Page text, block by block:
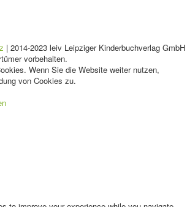
| 2014-2023 leiv Leipziger Kinderbuchverlag GmbH
vorbehalten.
Wenn Sie die Website weiter nutzen,
von Cookies zu.